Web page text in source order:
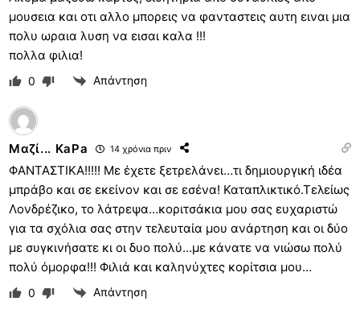
μουσεια και οτι αλλο μπορεις να φανταστεις αυτη ειναι μια
πολυ ωραια λυση να εισαι καλα !!!
πολλα φιλια!
0 Απάντηση
Μαζί... KaPa 14 χρόνια πριν
ΦΑΝΤΑΣΤΙΚΑ!!!!! Με έχετε ξετρελάνει…τι δημιουργική ιδέα
μπράβο και σε εκείνον και σε εσένα! Καταπλικτικό.Τελείως
Λονδρέζικο, το λάτρεψα…κοριτσάκια μου σας ευχαριστώ
για τα σχόλια σας στην τελευταία μου ανάρτηση και οι δύο
με συγκινήσατε κι οι δυο πολύ…με κάνατε να νιώσω πολύ
πολύ όμορφα!!! Φιλιά και καληνύχτες κορίτσια μου…
0 Απάντηση